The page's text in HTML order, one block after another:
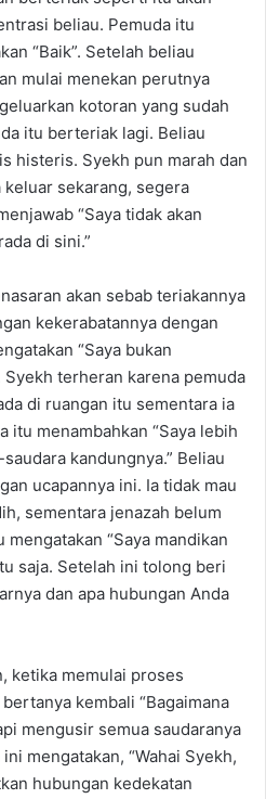
beliau. Pemuda itu
“Baik”. Setelah beliau
mulai menekan perutnya
kotoran yang sudah
itu berteriak lagi. Beliau
histeris. Syekh pun marah dan
keluar sekarang, segera
“Saya tidak akan
di sini.”
akan sebab teriakannya
kekerabatannya dengan
“Saya bukan
Syekh terheran karena pemuda
di ruangan itu sementara ia
itu menambahkan “Saya lebih
kandungnya.” Beliau
ucapannya ini. Ia tidak mau
sementara jenazah belum
“Saya mandikan
saja. Setelah ini tolong beri
dan apa hubungan Anda
ketika memulai proses
kembali “Bagaimana
mengusir semua saudaranya
mengatakan, “Wahai Syekh,
hubungan kedekatan